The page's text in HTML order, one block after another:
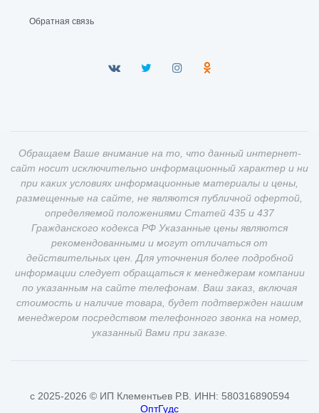
Обратная связь
Обращаем Ваше внимание на то, что данный интернет-
сайт носит исключительно информационный характер и ни
при каких условиях информационные материалы и цены,
размещенные на сайте, не являются публичной офертой,
определяемой положениями Статей 435 и 437
Гражданского кодекса РФ Указанные цены являются
рекомендованными и могут отличаться от
действительных цен. Для уточнения более подробной
информации следует обращаться к менеджерам компании
по указанным на сайте телефонам. Ваш заказ, включая
стоимость и наличие товара, будет подтвержден нашим
менеджером посредством телефонного звонка на номер,
указанный Вами при заказе.
c 2025-2026 © ИП Клементьев Р.В. ИНН: 580316890594
ОптГудс